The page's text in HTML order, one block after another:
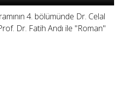
4. bölümünde Dr. Celal
Dr. Fatih Andı ile "Roman"